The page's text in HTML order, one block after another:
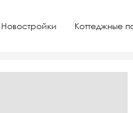
Новостройки Коттеджные